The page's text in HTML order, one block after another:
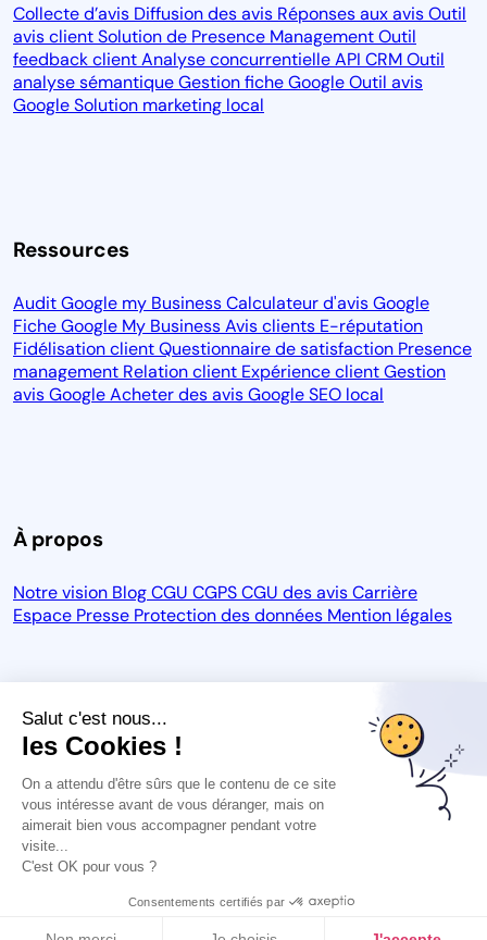
Salut c'est nous...
les Cookies !
On a attendu d'être sûrs que le contenu de ce site
vous intéresse avant de vous déranger, mais on
aimerait bien vous accompagner pendant votre
visite...
C'est OK pour vous ?
Consentements certifiés par
Analysez votre e-réputation
Lorem ipsum dolor sit amet consectetur
J'analyse mon e-réputation
Collecte d’avis Diffusion des avis Réponses aux avisOutil
avis clientSolution de Presence ManagementOutil
feedback clientAnalyse concurrentielleAPI CRMOutil
analyse sémantiqueGestion fiche GoogleOutil avis
GoogleSolution marketing local
Ressources
Audit Google my BusinessCalculateur d'avis Google
Fiche Google My BusinessAvis clients E-réputation
Fidélisation clientQuestionnaire de satisfaction Presence
management Relation client Expérience clientGestion
avis GoogleAcheter des avis GoogleSEO local
À propos
Notre vision BlogCGU CGPSCGU des avisCarrière
Espace Presse Protection des données Mention légales